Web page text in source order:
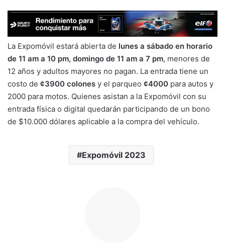
La Expomóvil estará abierta de lunes a sábado en horario
de 11 am a 10 pm, domingo de 11 am a 7 pm, menores de
12 años y adultos mayores no pagan. La entrada tiene un
costo de ¢3900 colones y el parqueo ¢4000 para autos y
2000 para motos. Quienes asistan a la Expomóvil con su
entrada física o digital quedarán participando de un bono
de $10.000 dólares aplicable a la compra del vehículo.
Expomóvil 2023